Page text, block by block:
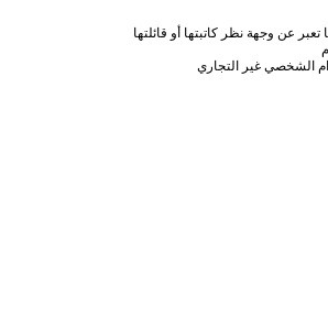
عن وجهة نظر كاتبتها أو قائلتها
الشخصي غير التجاري